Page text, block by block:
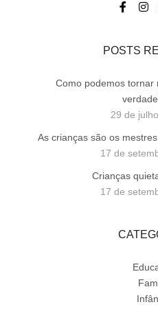
POSTS
Como podemos tornar
29 de
As crianças são os
17 de
Crianças
17 de